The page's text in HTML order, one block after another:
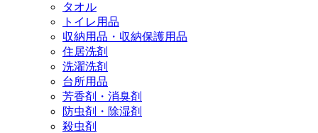
タオル
トイレ用品
収納用品・収納保護用品
住居洗剤
洗濯洗剤
台所用品
芳香剤・消臭剤
防虫剤・除湿剤
殺虫剤